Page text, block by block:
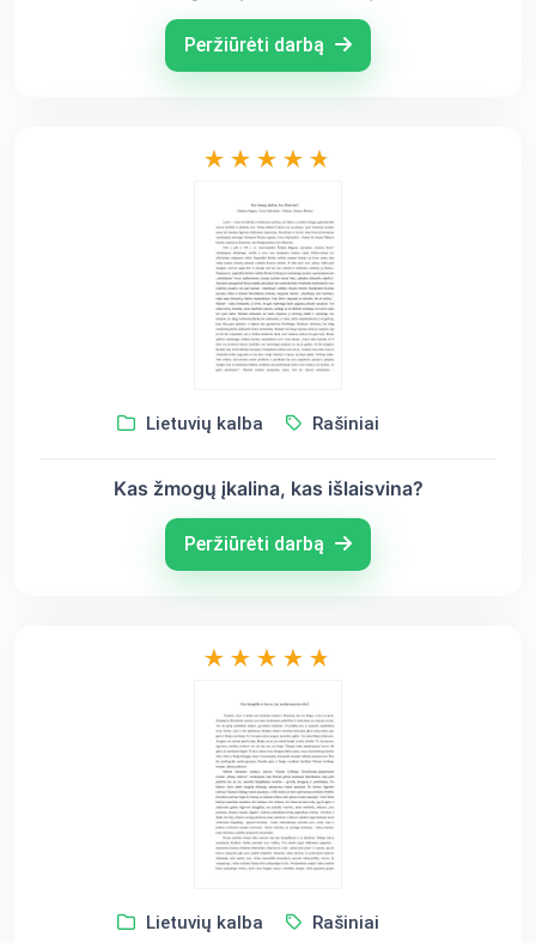
Peržiūrėti darbą
Lietuvių kalba Rašiniai
Kas žmogų įkalina, kas išlaisvina?
Peržiūrėti darbą
Lietuvių kalba Rašiniai